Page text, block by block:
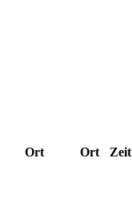
Ort Ort Zeit